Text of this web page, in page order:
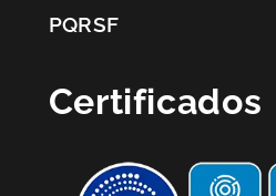
PQRSF
Certificados